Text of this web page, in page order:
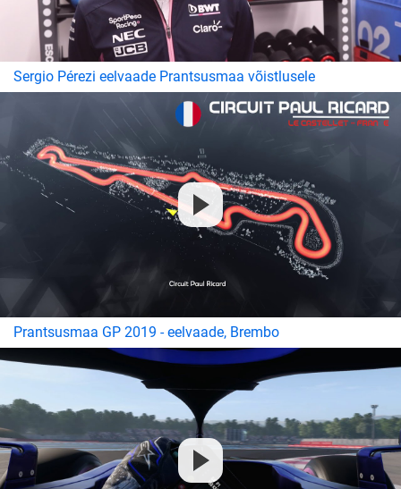
Sergio Pérezi eelvaade Prantsusmaa võistlusele
Prantsusmaa GP 2019 - eelvaade, Brembo